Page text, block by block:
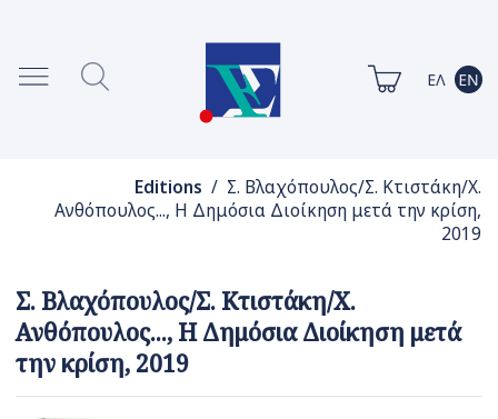
Editions / Σ. Βλαχόπουλος/Σ. Κτιστάκη/Χ.
Ανθόπουλος..., Η Δημόσια Διοίκηση μετά την κρίση,
2019
Σ. Βλαχόπουλος/Σ. Κτιστάκη/Χ.
Ανθόπουλος..., Η Δημόσια Διοίκηση μετά
την κρίση, 2019